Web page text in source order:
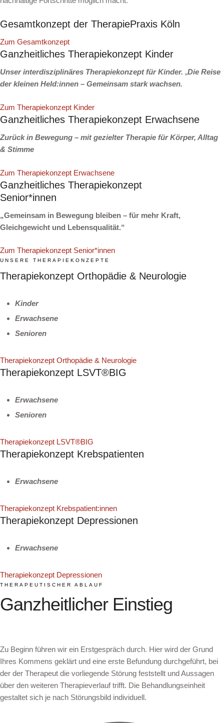
Gesamtkonzept der TherapiePraxis Köln
Zum Gesamtkonzept
Ganzheitliches Therapiekonzept Kinder
Unser interdisziplinäres Therapiekonzept für Kinder. „Die Reise
der kleinen Held:innen – Gemeinsam stark wachsen.
Zum Therapiekonzept Kinder
Ganzheitliches Therapiekonzept Erwachsene
Zurück in Bewegung – mit gezielter Therapie für Körper, Alltag
& Stimme
Zum Therapiekonzept Erwachsene
Ganzheitliches Therapiekonzept
Senior*innen
„Gemeinsam in Bewegung bleiben – für mehr Kraft,
Gleichgewicht und Lebensqualität.“
Zum Therapiekonzept Senior*innen
UNSERE THERAPIEKONZEPTE
Therapiekonzept Orthopädie & Neurologie
Kinder
Erwachsene
Senioren
Therapiekonzept Orthopädie & Neurologie
Therapiekonzept LSVT®BIG
Erwachsene
Senioren
Therapiekonzept LSVT®BIG
Therapiekonzept Krebspatienten
Erwachsene
Therapiekonzept Krebspatient:innen
Therapiekonzept Depressionen
Erwachsene
Therapiekonzept Depressionen
THERAPEUTISCHER ABLAUF
Ganzheitlicher Einstieg
Zu Beginn führen wir ein Erstgespräch durch. Hier wird der Grund
Ihres Kommens geklärt und eine erste Befundung durchgeführt, bei
der der Therapeut die vorliegende Störung feststellt und Aussagen
über den weiteren Therapieverlauf trifft. Die Behandlungseinheit
gestaltet sich je nach Störungsbild individuell.